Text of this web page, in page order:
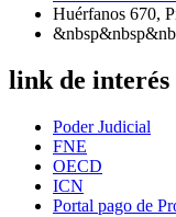
Huérfanos 670,
link de interés
Poder Judicial
FNE
OECD
ICN
Portal pago de